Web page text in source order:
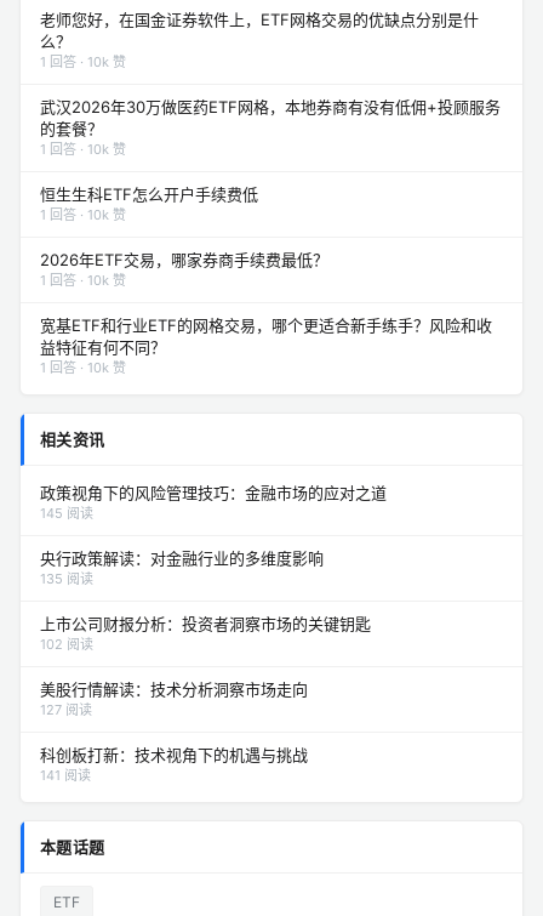
老师您好，在国金证券软件上，ETF网格交易的优缺点分别是什
么？
1 回答 · 10k 赞
武汉2026年30万做医药ETF网格，本地券商有没有低佣+投顾服务
的套餐？
1 回答 · 10k 赞
恒生生科ETF怎么开户手续费低
1 回答 · 10k 赞
2026年ETF交易，哪家券商手续费最低？
1 回答 · 10k 赞
宽基ETF和行业ETF的网格交易，哪个更适合新手练手？风险和收
益特征有何不同？
1 回答 · 10k 赞
相关资讯
政策视角下的风险管理技巧：金融市场的应对之道
145 阅读
央行政策解读：对金融行业的多维度影响
135 阅读
上市公司财报分析：投资者洞察市场的关键钥匙
102 阅读
美股行情解读：技术分析洞察市场走向
127 阅读
科创板打新：技术视角下的机遇与挑战
141 阅读
本题话题
ETF